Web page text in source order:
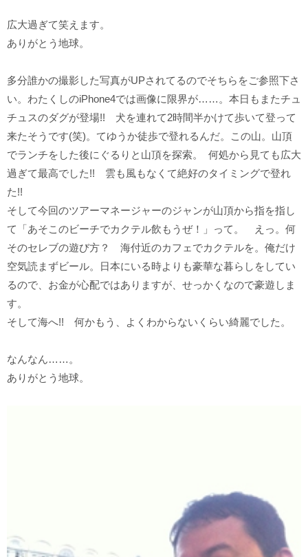
広大過ぎて笑えます。
ありがとう地球。
多分誰かの撮影した写真がUPされてるのでそちらをご参照下さ
い。わたくしのiPhone4では画像に限界が……。本日もまたチュ
チュスのダグが登場!! 犬を連れて2時間半かけて歩いて登って
来たそうです(笑)。てゆうか徒歩で登れるんだ。この山。山頂
でランチをした後にぐるりと山頂を探索。 何処から見ても広大
過ぎて最高でした!! 雲も風もなくて絶好のタイミングで登れ
た!!
そして今回のツアーマネージャーのジャンが山頂から指を指し
て「あそこのビーチでカクテル飲もうぜ！」って。 えっ。何
そのセレブの遊び方？ 海付近のカフェでカクテルを。俺だけ
空気読まずビール。日本にいる時よりも豪華な暮らしをしてい
るので、お金が心配ではありますが、せっかくなので豪遊しま
す。
そして海へ!! 何かもう、よくわからないくらい綺麗でした。
なんなん……。
ありがとう地球。